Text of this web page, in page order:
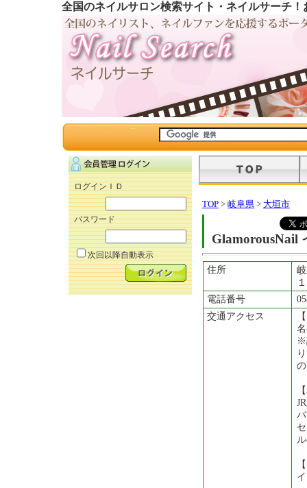
全国のネイルサロン検索サイト・ネイルサーチ
ログインＩＤ
パスワード
次回以降自動表示
TOP > 岐阜県 > 大垣市
GlamorousNail
住所
電話番号
交通アクセス
※